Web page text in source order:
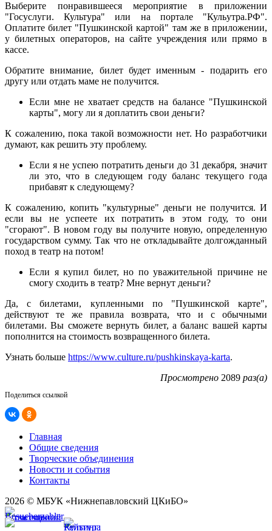
Выберите понравившееся мероприятие в приложении
"Госуслуги. Культура" или на портале "Кульутра.РФ".
Оплатите билет "Пушкинской картой" там же в приложении,
у билетных операторов, на сайте учреждения или прямо в
кассе.
Обратите внимание, билет будет именным - подарить его
другу или отдать маме не получится.
Если мне не хватает средств на балансе "Пушкинской
карты", могу ли я доплатить свои деньги?
К сожалению, пока такой возможности нет. Но разработчики
думают, как решить эту проблему.
Если я не успею потратить деньги до 31 декабря, значит
ли это, что в следующем году баланс текущего года
прибавят к следующему?
К сожалению, копить "культурные" деньги не получится. И
если вы не успеете их потратить в этом году, то они
"сгорают". В новом году вы получите новую, определенную
государством сумму. Так что не откладывайте долгожданный
поход в театр на потом!
Если я купил билет, но по уважительной причине не
смогу сходить в театр? Мне вернут деньги?
Да, с билетами, купленными по "Пушкинской карте",
действуют те же правила возврата, что и с обычными
билетами. Вы сможете вернуть билет, а баланс вашей карты
пополнится на стоимость возвращенного билета.
Узнать больше https://www.culture.ru/pushkinskaya-karta.
Просмотрено 2089 раз(а)
Поделиться ссылкой
Главная
Общие сведения
Творческие объединения
Новости и события
Контакты
2026 © МБУК «Нижнепавловский ЦКиБО»